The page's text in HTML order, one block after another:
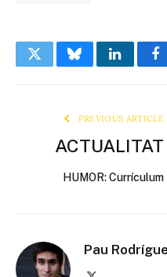
TwitterBlueskyLinkedIn
PREVIOUS ARTICLE
ACTUALITAT
HUMOR: Currículum
Pau